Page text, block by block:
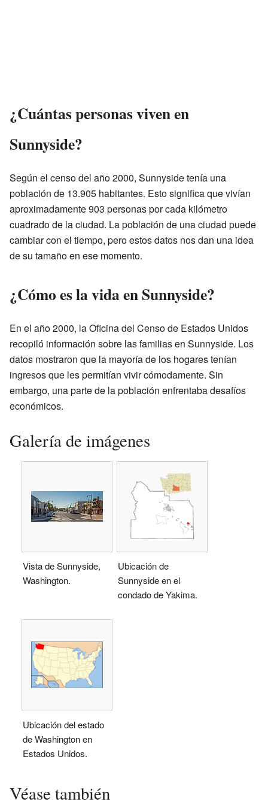
¿Cuántas personas viven en
Sunnyside?
Según el censo del año 2000, Sunnyside tenía una
población de 13.905 habitantes. Esto significa que vivían
aproximadamente 903 personas por cada kilómetro
cuadrado de la ciudad. La población de una ciudad puede
cambiar con el tiempo, pero estos datos nos dan una idea
de su tamaño en ese momento.
¿Cómo es la vida en Sunnyside?
En el año 2000, la Oficina del Censo de Estados Unidos
recopiló información sobre las familias en Sunnyside. Los
datos mostraron que la mayoría de los hogares tenían
ingresos que les permitían vivir cómodamente. Sin
embargo, una parte de la población enfrentaba desafíos
económicos.
Galería de imágenes
Vista de Sunnyside,
Washington.
Ubicación de
Sunnyside en el
condado de Yakima.
Ubicación del estado
de Washington en
Estados Unidos.
Véase también